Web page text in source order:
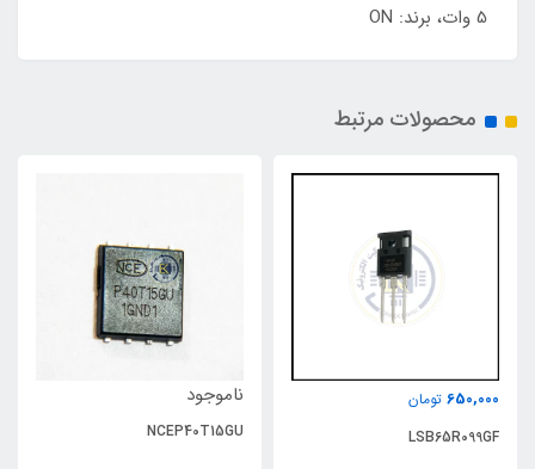
5 وات، برند: ON
محصولات مرتبط
650,000 تومان
LSB65R099GF
ناموجود
NCEP40T15GU